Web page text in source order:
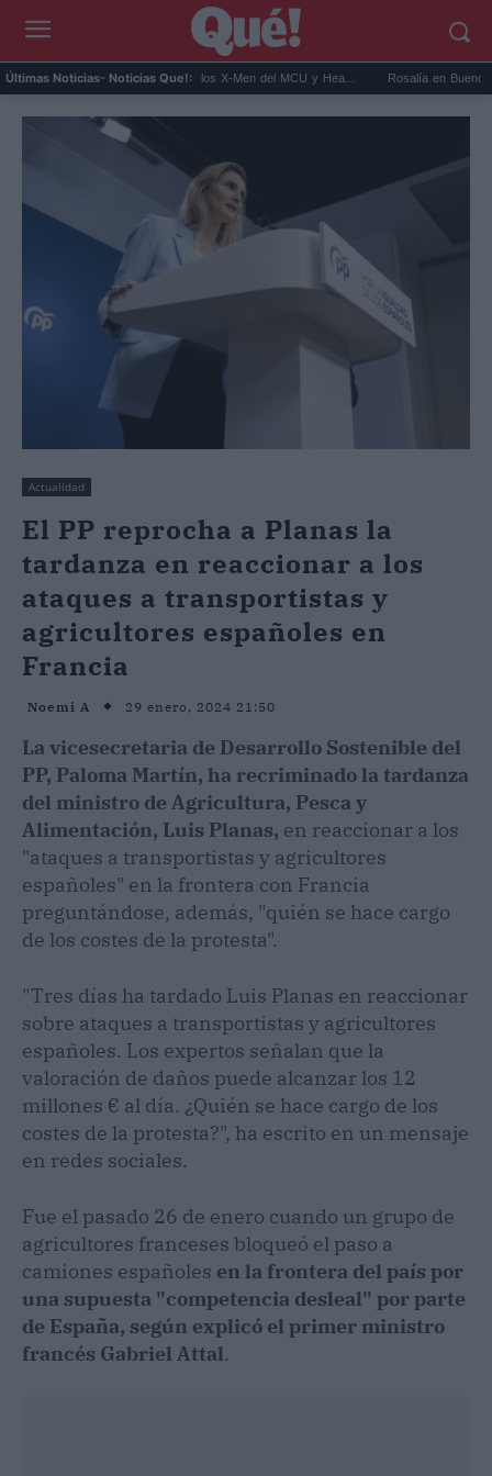
Últimas Noticias- Noticias Que!:
Kit Connor será Cíclope en los X-Men del MCU y Hea... Rosalía en Buenos Aires:
Actualidad
El PP reprocha a Planas la
tardanza en reaccionar a los
ataques a transportistas y
agricultores españoles en
Francia
Noemi A 29 enero, 2024 21:50
La vicesecretaria de Desarrollo Sostenible del
PP, Paloma Martín, ha recriminado la tardanza
del ministro de Agricultura, Pesca y
Alimentación, Luis Planas, en reaccionar a los
"ataques a transportistas y agricultores
españoles" en la frontera con Francia
preguntándose, además, "quién se hace cargo
de los costes de la protesta".
"Tres días ha tardado Luis Planas en reaccionar
sobre ataques a transportistas y agricultores
españoles. Los expertos señalan que la
valoración de daños puede alcanzar los 12
millones € al día. ¿Quién se hace cargo de los
costes de la protesta?", ha escrito en un mensaje
en redes sociales.
Fue el pasado 26 de enero cuando un grupo de
agricultores franceses bloqueó el paso a
camiones españoles en la frontera del país por
una supuesta "competencia desleal" por parte
de España, según explicó el primer ministro
francés Gabriel Attal.